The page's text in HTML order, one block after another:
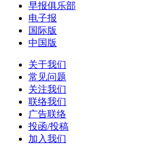
早报俱乐部
电子报
国际版
中国版
关于我们
常见问题
关注我们
联络我们
广告联络
投函/投稿
加入我们